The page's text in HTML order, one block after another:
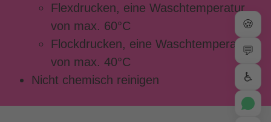
Flexdrucken, eine Waschtemperatur
von max. 60°C
Flockdrucken, eine Waschtemperatur
von max. 40°C
Nicht chemisch reinigen
🍪
💬
♿